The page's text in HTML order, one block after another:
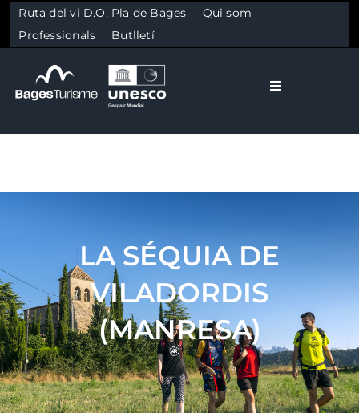
Ruta del vi D.O. Pla de Bages
Qui som
Professionals
Butlletí
Toggle
Gastronomia
Planifica
LA SÉQUIA DE
VILADORDIS
(MANRESA)